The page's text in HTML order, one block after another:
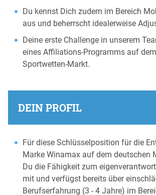
Du kennst Dich zudem im Bereich
aus und beherrscht idealerweise
Deine erste Challenge in unserem
eines Affiliations-Programms auf
Sportwetten-Markt.
DEIN PROFIL
Für diese Schlüsselposition für die
Marke Winamax auf dem deutschen
Du die Fähigkeit zum
mit und verfügst bereits über
Berufserfahrung (3 - 4 Jahre) im